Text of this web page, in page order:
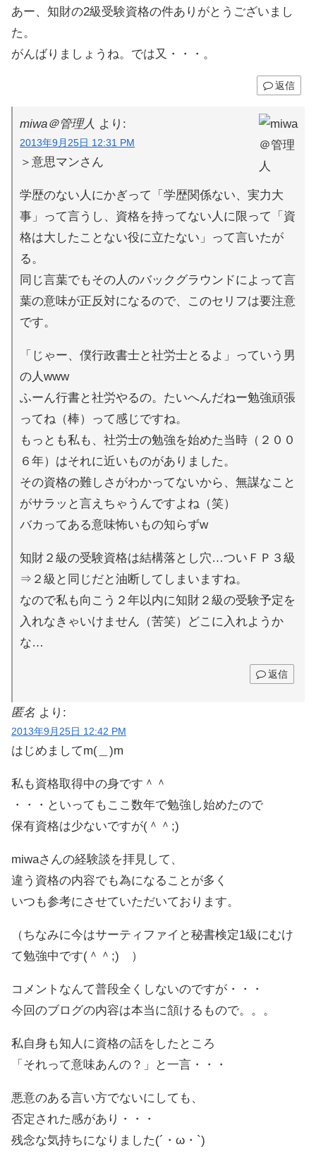
あー、知財の2級受験資格の件ありがとうございまし
た。
がんばりましょうね。では又・・・。
返信
miwa＠管理人 より:
2013年9月25日 12:31 PM
＞意思マンさん
学歴のない人にかぎって「学歴関係ない、実力大
事」って言うし、資格を持ってない人に限って「資
格は大したことない役に立たない」って言いたが
る。
同じ言葉でもその人のバックグラウンドによって言
葉の意味が正反対になるので、このセリフは要注意
です。
「じゃー、僕行政書士と社労士とるよ」っていう男
の人www
ふーん行書と社労やるの。たいへんだねー勉強頑張
ってね（棒）って感じですね。
もっとも私も、社労士の勉強を始めた当時（２００
６年）はそれに近いものがありました。
その資格の難しさがわかってないから、無謀なこと
がサラッと言えちゃうんですよね（笑）
バカってある意味怖いもの知らずw
知財２級の受験資格は結構落とし穴…ついＦＰ３級
⇒２級と同じだと油断してしまいますね。
なので私も向こう２年以内に知財２級の受験予定を
入れなきゃいけません（苦笑）どこに入れようか
な…
返信
匿名 より:
2013年9月25日 12:42 PM
はじめましてm(＿)m
私も資格取得中の身です＾＾
・・・といってもここ数年で勉強し始めたので
保有資格は少ないですが(＾＾;)
miwaさんの経験談を拝見して、
違う資格の内容でも為になることが多く
いつも参考にさせていただいております。
（ちなみに今はサーティファイと秘書検定1級にむけ
て勉強中です(＾＾;) ）
コメントなんて普段全くしないのですが・・・
今回のブログの内容は本当に頷けるもので。。。
私自身も知人に資格の話をしたところ
「それって意味あんの？」と一言・・・
悪意のある言い方でないにしても、
否定された感があり・・・
残念な気持ちになりました(´・ω・`)